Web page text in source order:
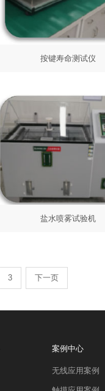
按键寿命测试仪
盐水喷雾试验机
3 下一页
案例中心
无线应用案例